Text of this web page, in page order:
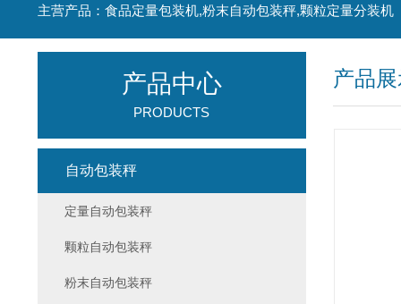
主营产品：食品定量包装机,粉末自动包装秤,颗粒定量分装机
产品
产品中心
PRODUCTS
自动包装秤
定量自动包装秤
颗粒自动包装秤
粉末自动包装秤